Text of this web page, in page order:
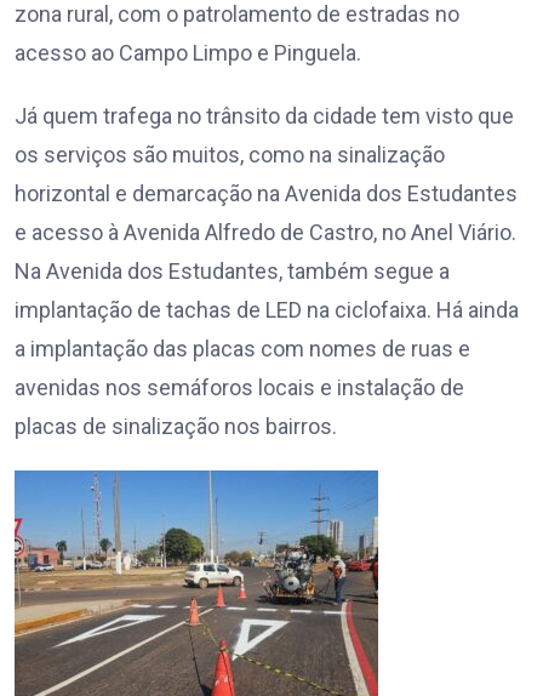
zona rural, com o patrolamento de estradas no
acesso ao Campo Limpo e Pinguela.
Já quem trafega no trânsito da cidade tem visto que
os serviços são muitos, como na sinalização
horizontal e demarcação na Avenida dos Estudantes
e acesso à Avenida Alfredo de Castro, no Anel Viário.
Na Avenida dos Estudantes, também segue a
implantação de tachas de LED na ciclofaixa. Há ainda
a implantação das placas com nomes de ruas e
avenidas nos semáforos locais e instalação de
placas de sinalização nos bairros.